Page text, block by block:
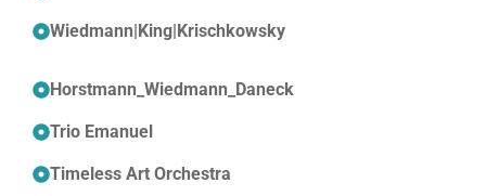
Wiedmann|King|Krischkowsky
Horstmann_Wiedmann_Daneck
Trio Emanuel
Timeless Art Orchestra